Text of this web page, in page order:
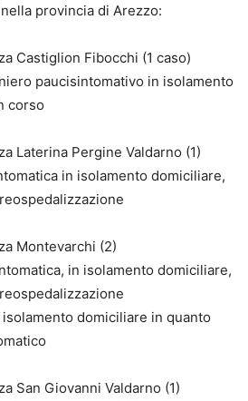
provincia di Arezzo:
Castiglion Fibocchi (1 caso)
paucisintomativo in isolamento
corso
Laterina Pergine Valdarno (1)
in isolamento domiciliare,
Montevarchi (2)
in isolamento domiciliare,
domiciliare in quanto
San Giovanni Valdarno (1)